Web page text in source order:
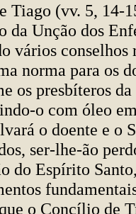
Tiago (vv. 5, 14-
da Unção dos
vários
norma para os
os presbíteros
o com óleo
o doente e o
ser-lhe-ão
do Espírito
o Concílio de